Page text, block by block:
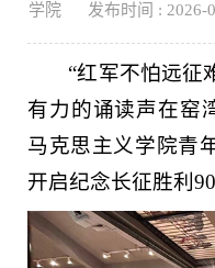
学院
发布时间 : 2026-
“红军不怕远征
有力的诵读声在窑
马克思主义学院青
开启纪念长征胜利